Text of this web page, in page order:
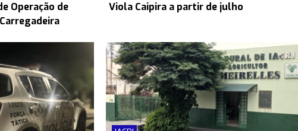
Operação de
Viola Caipira a partir de julho